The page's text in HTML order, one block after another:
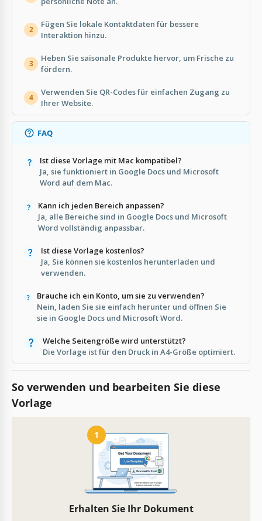
2
Fügen Sie lokale Kontaktdaten für bessere
Interaktion hinzu.
3
Heben Sie saisonale Produkte hervor, um Frische zu
fördern.
4
Verwenden Sie QR-Codes für einfachen Zugang zu
Ihrer Website.
FAQ
Ist diese Vorlage mit Mac kompatibel?
Ja, sie funktioniert in Google Docs und Microsoft
Word auf dem Mac.
Kann ich jeden Bereich anpassen?
Ja, alle Bereiche sind in Google Docs und Microsoft
Word vollständig anpassbar.
Ist diese Vorlage kostenlos?
Ja, Sie können sie kostenlos herunterladen und
verwenden.
Brauche ich ein Konto, um sie zu verwenden?
Nein, laden Sie sie einfach herunter und öffnen Sie
sie in Google Docs und Microsoft Word.
Welche Seitengröße wird unterstützt?
Die Vorlage ist für den Druck in A4-Größe optimiert.
So verwenden und bearbeiten Sie diese
Vorlage
1
Erhalten Sie Ihr Dokument